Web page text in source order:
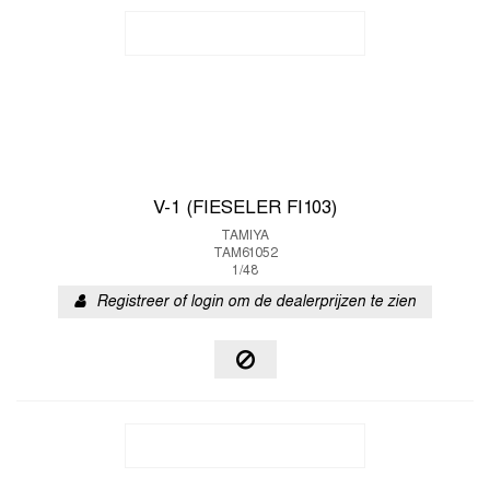
V-1 (FIESELER FI103)
TAMIYA
TAM61052
1/48
Registreer of login om de dealerprijzen te zien